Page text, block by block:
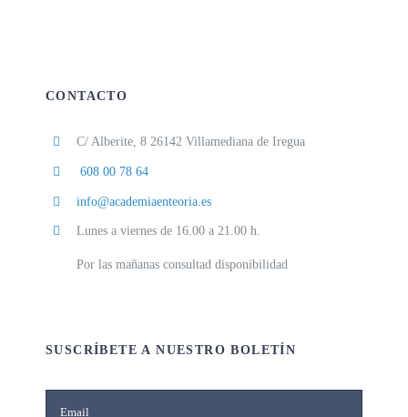
CONTACTO
C/ Alberite, 8 26142 Villamediana de Iregua
608 00 78 64
info@academiaenteoria.es
Lunes a viernes de 16.00 a 21.00 h.
Por las mañanas consultad disponibilidad
SUSCRÍBETE A NUESTRO BOLETÍN